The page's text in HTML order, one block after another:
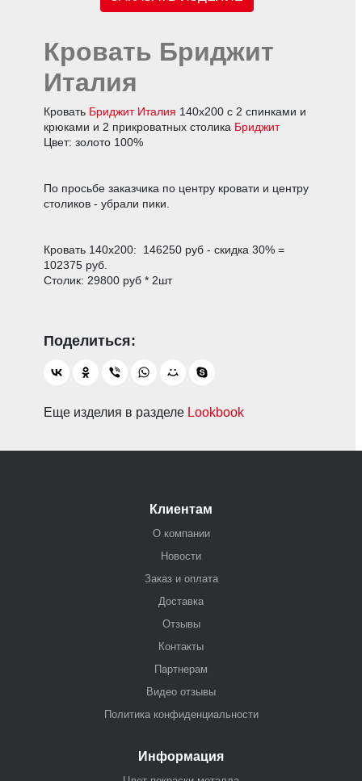
Кровать Бриджит
Италия
Кровать Бриджит Италия 140х200 с 2 спинками и
крюками и 2 прикроватных столика Бриджит
Цвет: золото 100%
По просьбе заказчика по центру кровати и центру
столиков - убрали пики.
Кровать 140х200: 146250 руб - скидка 30% =
102375 руб.
Столик: 29800 руб * 2шт
Еще изделия в разделе Lookbook
Клиентам
О компании
Новости
Заказ и оплата
Доставка
Отзывы
Контакты
Партнерам
Видео отзывы
Политика конфиденциальности
Информация